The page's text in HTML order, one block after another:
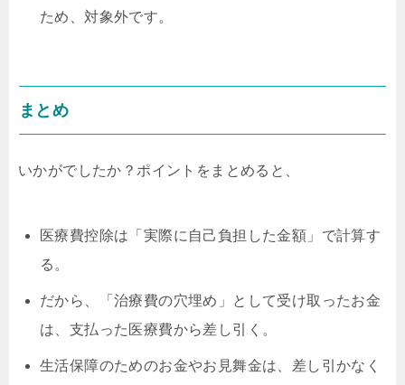
ため、対象外です。
まとめ
いかがでしたか？ポイントをまとめると、
医療費控除は「実際に自己負担した金額」で計算す
る。
だから、「治療費の穴埋め」として受け取ったお金
は、支払った医療費から差し引く。
生活保障のためのお金やお見舞金は、差し引かなく